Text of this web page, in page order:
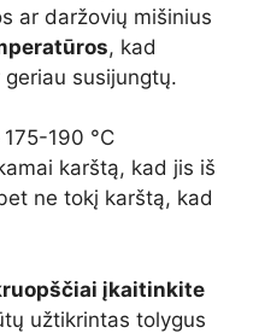
ar daržovių mišinius
, kad
susijungtų.
175-190 °C
karštą, kad jis iš
ne tokį karštą, kad
įkaitinkite
užtikrintas tolygus